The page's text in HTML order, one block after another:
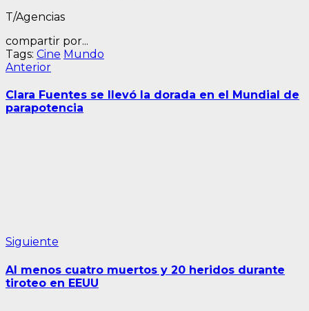
T/Agencias
compartir por...
Tags: Cine Mundo
Navegación
de
entradas
AnteriorEntrada
Clara Fuentes se llevó la dorada en el Mundial de
parapotencia
Siguiente
Al menos cuatro muertos y 20 heridos durante
tiroteo en EEUU